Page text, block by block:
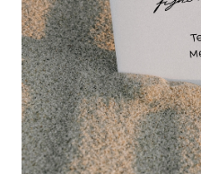
diamantfrezen,
diamantkorrels geseald
beschadigd.